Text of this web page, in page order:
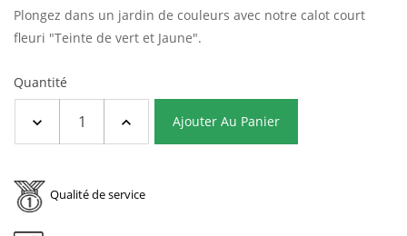
Plongez dans un jardin de couleurs avec notre calot court
fleuri "Teinte de vert et Jaune".
Quantité
Ajouter Au Panier
Qualité de service